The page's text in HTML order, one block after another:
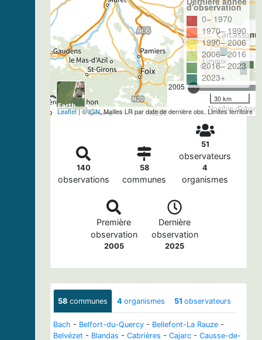
2005
Nombre
d'observation
0– 1970
1970– 1990
1990– 2006
2006– 2016
2016– 2023
2023+
30 km
Leaflet| ©IGN, Mailles LR par date de dernière obs, Limites territoire
140
observations
58
communes
51
observateurs
4
organismes
Première
observation
2005
Dernière
observation
2025
58 communes 4 organismes 51 observateurs
Bach - Belfort-du-Quercy - Bellefont-La Rauze -
Belvézet - Blandas - Cabrières - Cajarc - Causse-de-